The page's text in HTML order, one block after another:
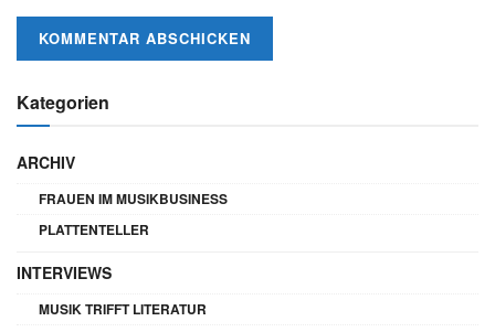
Kategorien
ARCHIV
FRAUEN IM MUSIKBUSINESS
PLATTENTELLER
INTERVIEWS
MUSIK TRIFFT LITERATUR